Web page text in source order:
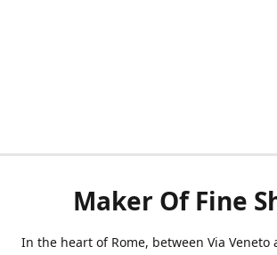
Maker Of Fine
In the heart of Rome, between Via Veneto